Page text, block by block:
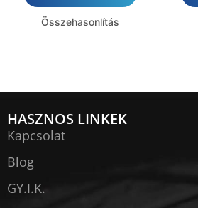
Összehasonlítás
HASZNOS LINKEK
Kapcsolat
Blog
GY.I.K.